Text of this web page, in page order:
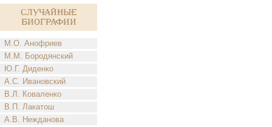
Случайные
биографии
М.О. Анофриев
М.М. Бородянский
Ю.Г. Диденко
А.С. Ивановский
В.Л. Коваленко
В.П. Лакатош
А.В. Нежданова